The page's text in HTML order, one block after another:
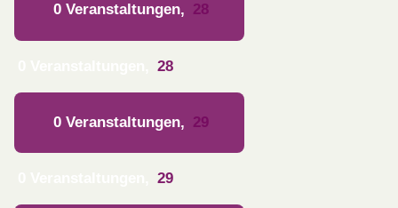
0 Veranstaltungen, 28
28
0 Veranstaltungen, 29
29